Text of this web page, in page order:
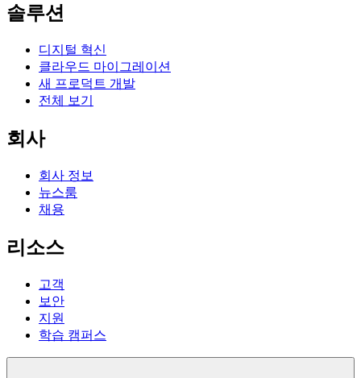
솔루션
디지털 혁신
클라우드 마이그레이션
새 프로덕트 개발
전체 보기
회사
회사 정보
뉴스룸
채용
리소스
고객
보안
지원
학습 캠퍼스